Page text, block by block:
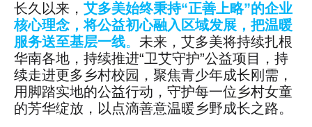
长久以来， 艾多美始终秉持“正善上略”的企业
核心理念，将公益初心融入区域发展，把温暖
服务送至基层一线。 未来，艾多美将持续扎根
华南各地，持续推进“卫艾守护”公益项目，持
续走进更多乡村校园，聚焦青少年成长刚需，
用脚踏实地的公益行动，守护每一位乡村女童
的芳华绽放，以点滴善意温暖乡野成长之路。